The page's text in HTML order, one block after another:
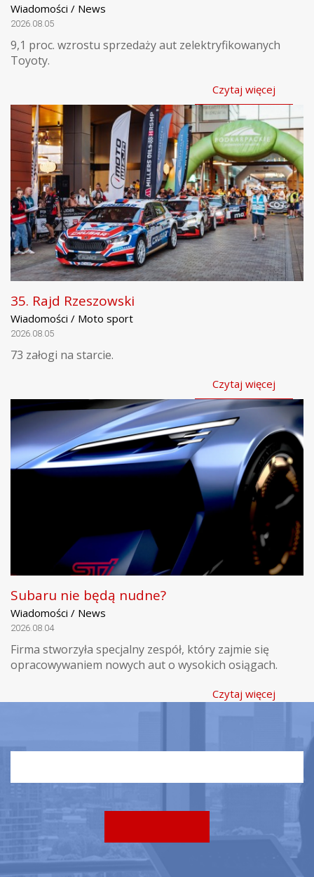
Wiadomości / News
2026.08.05
9,1 proc. wzrostu sprzedaży aut zelektryfikowanych
Toyoty.
Czytaj więcej
35. Rajd Rzeszowski
Wiadomości / Moto sport
2026.08.05
73 załogi na starcie.
Czytaj więcej
Subaru nie będą nudne?
Wiadomości / News
2026.08.04
Firma stworzyła specjalny zespół, który zajmie się
opracowywaniem nowych aut o wysokich osiągach.
Czytaj więcej